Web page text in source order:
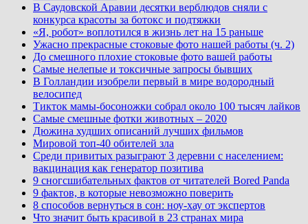
В Саудовской Аравии десятки верблюдов сняли с
конкурса красоты за ботокс и подтяжки
«Я, робот» воплотился в жизнь лет на 15 раньше
Ужасно прекрасные стоковые фото нашей работы (ч. 2)
До смешного плохие стоковые фото вашей работы
Самые нелепые и токсичные запросы бывших
В Голландии изобрели первый в мире водородный
велосипед
Тикток мамы-босоножки собрал около 100 тысяч лайков
Самые смешные фотки животных – 2020
Дюжина худших описаний лучших фильмов
Мировой топ-40 обителей зла
Среди привитых разыграют 3 деревни с населением:
вакцинация как генератор позитива
9 сногсшибательных фактов от читателей Bored Panda
9 фактов, в которые невозможно поверить
8 способов вернуться в сон: ноу-хау от экспертов
Что значит быть красивой в 23 странах мира